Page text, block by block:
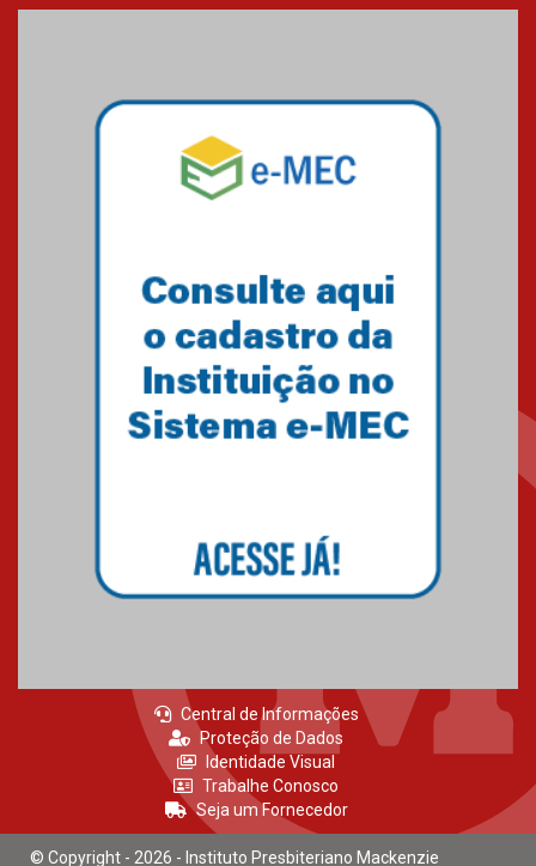
Central de Informações
Proteção de Dados
Identidade Visual
Trabalhe Conosco
Seja um Fornecedor
© Copyright - 2026 - Instituto Presbiteriano Mackenzie